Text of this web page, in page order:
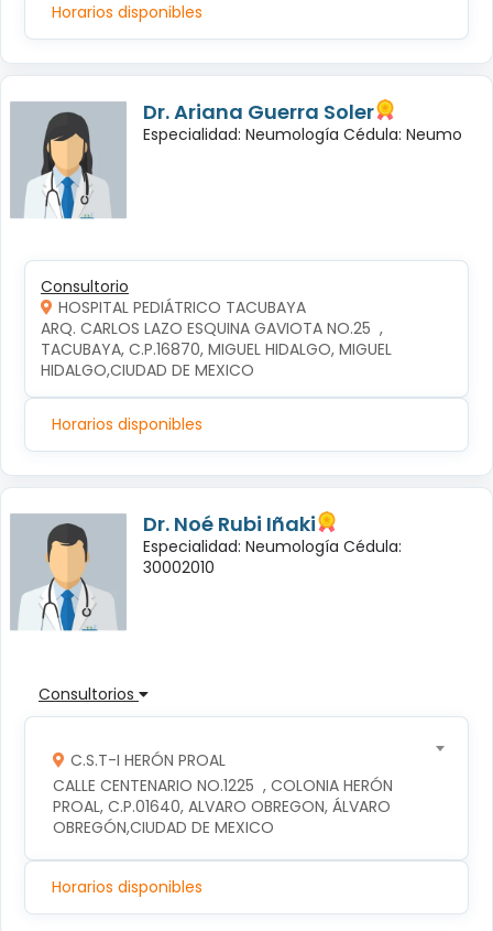
Horarios disponibles
Dr. Ariana Guerra Soler
Especialidad: Neumología Cédula: Neumo
Consultorio
HOSPITAL PEDIÁTRICO TACUBAYA
ARQ. CARLOS LAZO ESQUINA GAVIOTA NO.25  ,
TACUBAYA, C.P.16870, MIGUEL HIDALGO, MIGUEL
HIDALGO,CIUDAD DE MEXICO
Horarios disponibles
Dr. Noé Rubi Iñaki
Especialidad: Neumología Cédula:
30002010
Consultorios
C.S.T-I HERÓN PROAL
CALLE CENTENARIO NO.1225  , COLONIA HERÓN
PROAL, C.P.01640, ALVARO OBREGON, ÁLVARO
OBREGÓN,CIUDAD DE MEXICO
Horarios disponibles